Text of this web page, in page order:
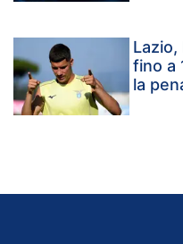
fino a
la